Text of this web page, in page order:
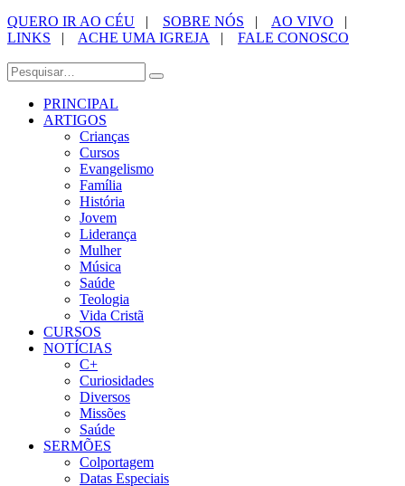
QUERO IR AO CÉU | SOBRE NÓS | AO VIVO |
LINKS | ACHE UMA IGREJA | FALE CONOSCO
PRINCIPAL
ARTIGOS
Crianças
Cursos
Evangelismo
Família
História
Jovem
Liderança
Mulher
Música
Saúde
Teologia
Vida Cristã
CURSOS
NOTÍCIAS
C+
Curiosidades
Diversos
Missões
Saúde
SERMÕES
Colportagem
Datas Especiais